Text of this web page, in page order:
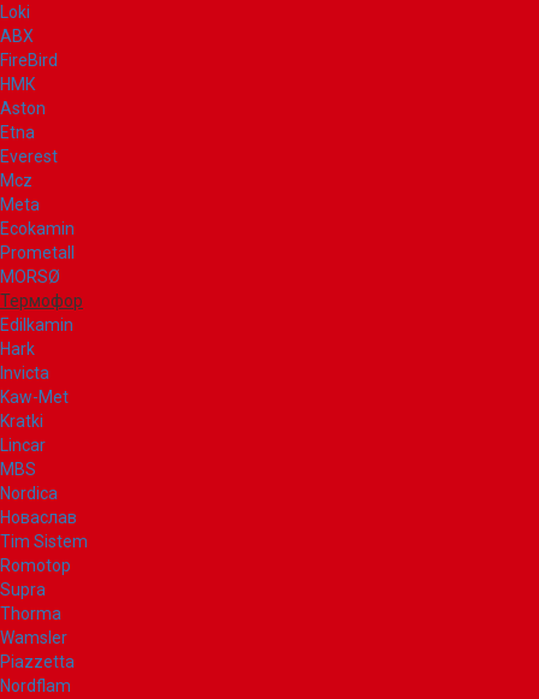
Loki
ABX
FireBird
НМК
Aston
Etna
Everest
Mcz
Meta
Ecokamin
Prometall
MORSØ
Термофор
Edilkamin
Hark
Invicta
Kaw-Met
Kratki
Lincar
MBS
Nordica
Новаслав
Tim Sistem
Romotop
Supra
Thorma
Wamsler
Piazzetta
Nordflam